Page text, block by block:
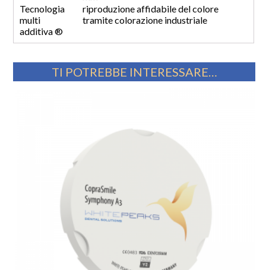
Tecnologia
multi
additiva®
riproduzione affidabile del colore
tramite colorazione industriale
TI POTREBBE INTERESSARE…